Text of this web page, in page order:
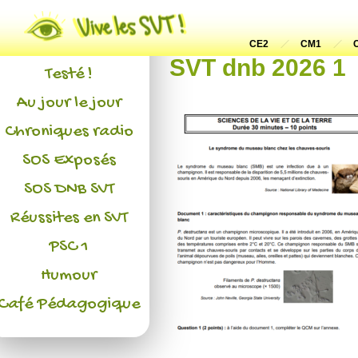
CE2 CM1
SVT dnb 2026 1
Actualités
L'association
Testé !
Au jour le jour
Chroniques radio
SOS Exposés
SOS DNB SVT
Réussites en SVT
PSC 1
Humour
Pédagogique